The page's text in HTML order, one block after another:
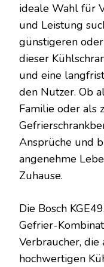
ideale Wahl für
und Leistung
günstigeren
dieser
und eine
den Nutzer. Ob
Familie oder als
Ansprüche und
angenehme
Zuhause.
Die Bosch
Gefrier-
Verbraucher, die
hochwertigen